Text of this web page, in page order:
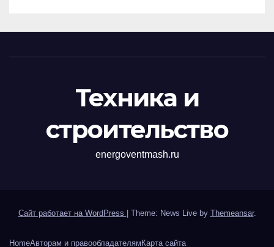
Техника и
строительство
energoventmash.ru
Сайт работает на WordPress Theme: News Live by Themeansar.
HomeАвторам и правообладателямКарта сайта